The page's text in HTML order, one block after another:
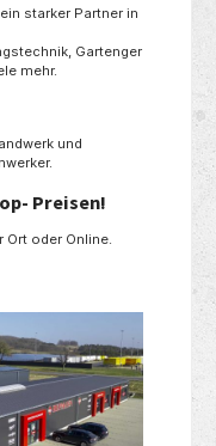
starker Partner in
Gartenger
mehr.
und
Preisen!
oder Online.